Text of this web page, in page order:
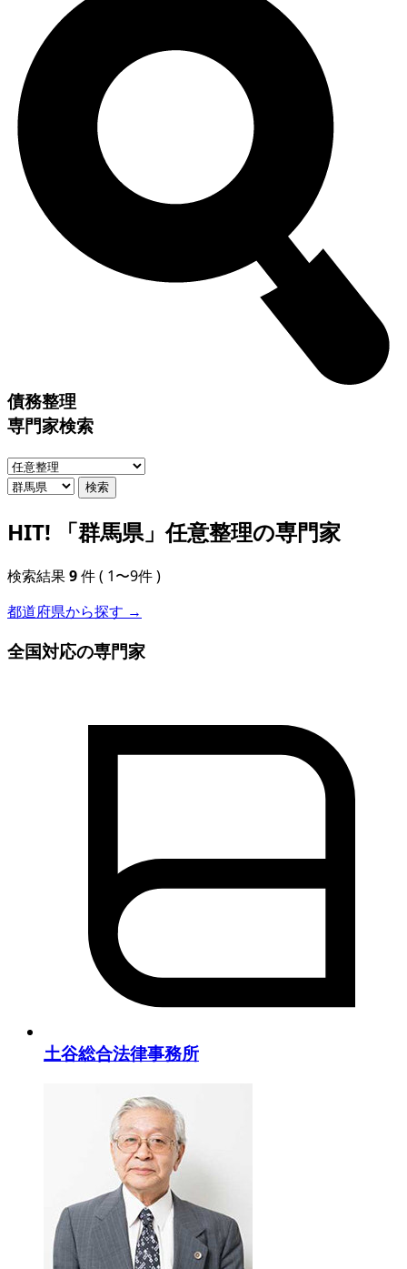
債務整理
専門家検索
検索
HIT! 「群馬県」任意整理の専門家
検索結果9件( 1〜9件 )
都道府県から探す →
全国対応の専門家
土谷総合法律事務所